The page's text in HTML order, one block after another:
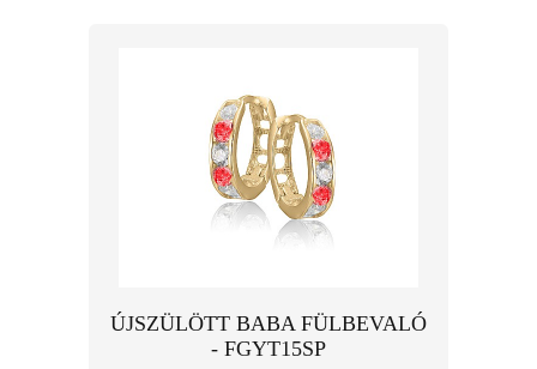
ÚJSZÜLÖTT BABA FÜLBEVALÓ
- FGYT15SP